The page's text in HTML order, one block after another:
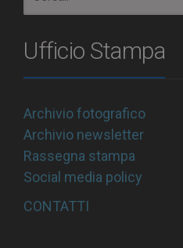
Ufficio Stampa
Archivio fotografico
Archivio newsletter
Rassegna stampa
Social media policy
CONTATTI